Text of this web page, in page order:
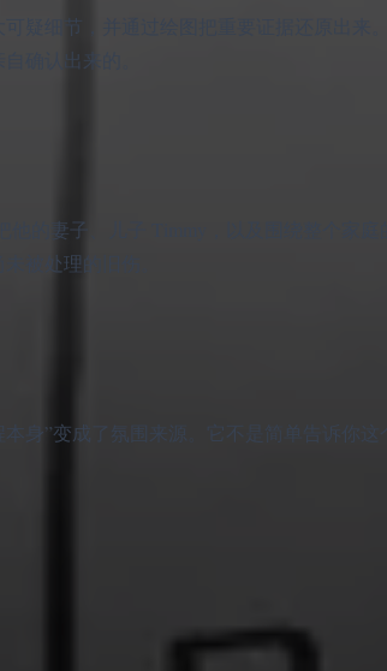
疑细节，并通过绘图把重要证据还原出来
确认出来的。
他的妻子、儿子 Timmy，以及围绕整个家
被处理的旧伤。
本身”变成了氛围来源。它不是简单告诉你